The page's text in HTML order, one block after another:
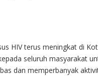
HIV terus meningkat di
seluruh masyarakat
dan memperbanyak